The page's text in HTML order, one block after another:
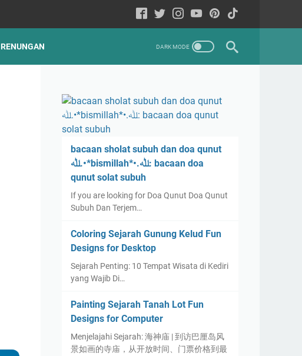
RENUNGAN
bacaan sholat subuh dan doa qunut
ﷲ.•*bismillah*•.ﷲ: bacaan doa
qunut solat subuh
If you are looking for Doa Qunut Doa Qunut
Subuh Dan Terjem…
Coloring Sejarah Gunung Kelud Fun
Designs for Desktop
Sejarah Penting: 10 Tempat Wisata di Kediri
yang Wajib Di…
Painting Sejarah Tanah Lot Fun
Designs for Computer
Menjelajahi Sejarah: 海神庙 | 到访巴厘岛风
景如画的寺庙，从开放时间、门票价格到最